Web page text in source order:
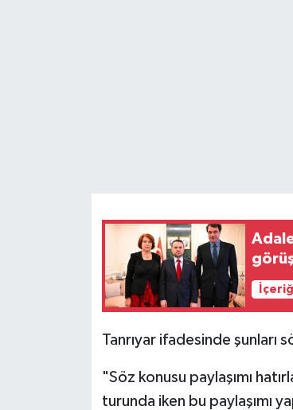
Tanrıyar ifadesinde şunları
"Söz konusu paylaşımı
turunda iken bu paylaşımı